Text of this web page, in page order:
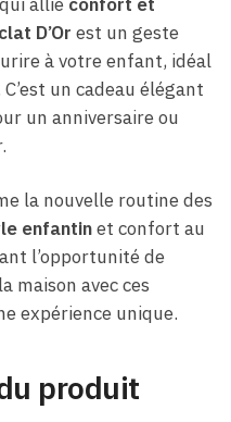
D’Or est un geste
à votre enfant, idéal
un cadeau élégant
un anniversaire ou
la nouvelle routine des
enfantinet confort au
l’opportunité de
maison avec ces
expérience unique.
produit